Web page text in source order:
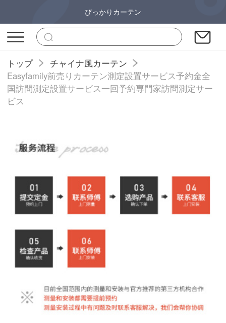
ぴっかりカーテン
トップ
チャイナ風カーテン
Easyfamily前売りカーテン測定設置サービス予約金全
国訪問測定設置サービス一回予約専門家訪問測定サー
ビス